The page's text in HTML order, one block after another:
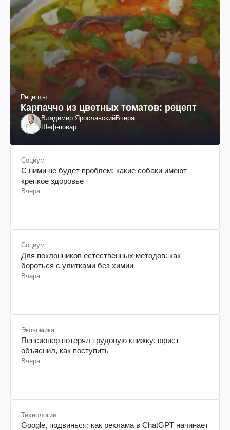
Рецепты
Карпаччо из цветных томатов: рецепт
Владимир ЯрославскийВчера
Шеф-повар
Социум
С ними не будет проблем: какие собаки имеют
крепкое здоровье
Вчера
Социум
Для поклонников естественных методов: как
бороться с улитками без химии
Вчера
Экономика
Пенсионер потерял трудовую книжку: юрист
объяснил, как поступить
Вчера
Технологии
Google, подвинься: как реклама в ChatGPT начинает